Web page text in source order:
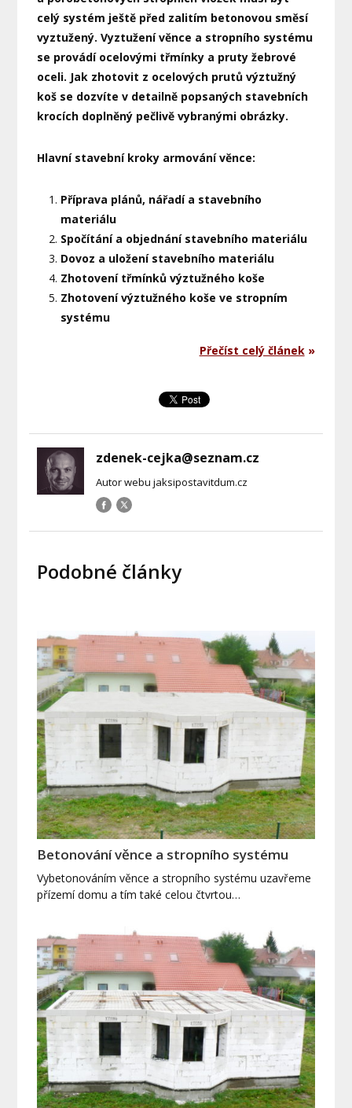
celý systém ještě před zalitím betonovou směsí
vyztužený. Vyztužení věnce a stropního systému
se provádí ocelovými třmínky a pruty žebrové
oceli. Jak zhotovit z ocelových prutů výztužný
koš se dozvíte v detailně popsaných stavebních
krocích doplněný pečlivě vybranými obrázky.
Hlavní stavební kroky armování věnce:
Příprava plánů, nářadí a stavebního
materiálu
Spočítání a objednání stavebního materiálu
Dovoz a uložení stavebního materiálu
Zhotovení třmínků výztužného koše
Zhotovení výztužného koše ve stropním
systému
Přečíst celý článek»
zdenek-cejka@seznam.cz
Autor webu jaksipostavitdum.cz
Podobné články
Betonování věnce a stropního systému
Vybetonováním věnce a stropního systému uzavřeme
přízemí domu a tím také celou čtvrtou…